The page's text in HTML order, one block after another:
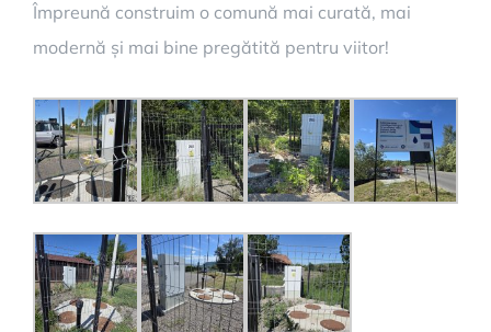
Împreună construim o comună mai curată, mai
modernă și mai bine pregătită pentru viitor!